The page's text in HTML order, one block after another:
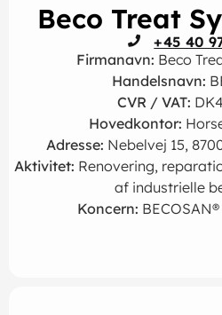
Beco Treat
+45 40
Firmanavn: Beco
Handelsnavn:
CVR / VAT:
Hovedkontor:
Adresse: Nebelvej 15,
Aktivitet: Renovering,
af industrielle
Koncern: